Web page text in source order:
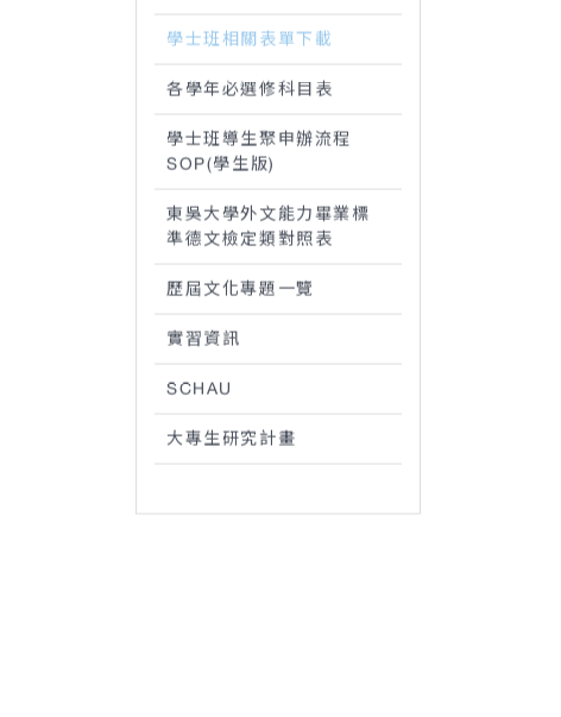
學士班相關表單下載
各學年必選修科目表
學士班導生聚申辦流程
SOP(學生版)
東吳大學外文能力畢業標
準德文檢定類對照表
歷屆文化專題一覽
實習資訊
SCHAU
大專生研究計畫